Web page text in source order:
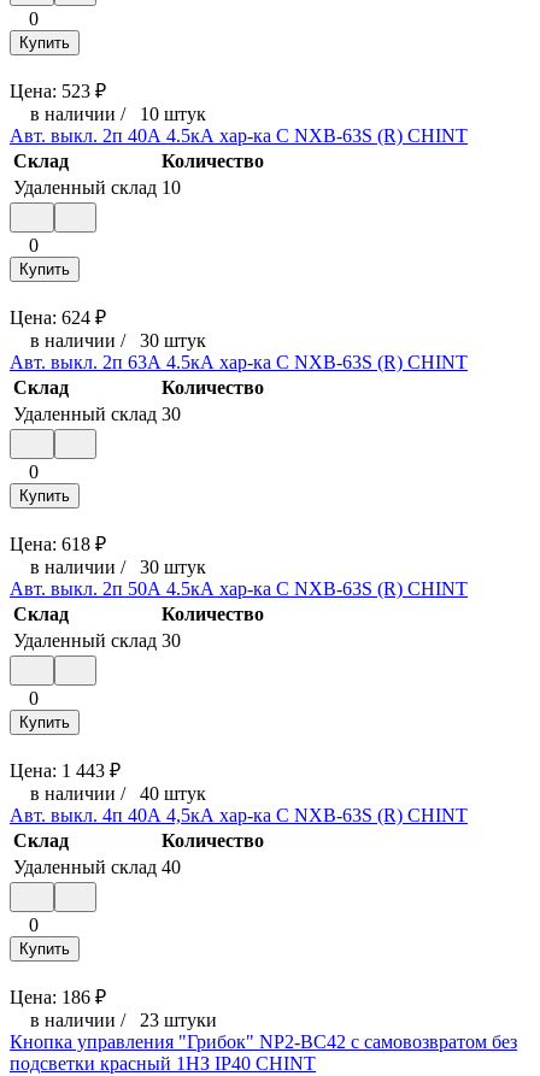
0
Купить
Цена: 523 ₽
в наличии / 10 штук
Авт. выкл. 2п 40А 4.5кА хар-ка C NXB-63S (R) CHINT
Склад
Количество
Удаленный склад 10
0
Купить
Цена: 624 ₽
в наличии / 30 штук
Авт. выкл. 2п 63А 4.5кА хар-ка C NXB-63S (R) CHINT
Склад
Количество
Удаленный склад 30
0
Купить
Цена: 618 ₽
в наличии / 30 штук
Авт. выкл. 2п 50А 4.5кА хар-ка C NXB-63S (R) CHINT
Склад
Количество
Удаленный склад 30
0
Купить
Цена: 1 443 ₽
в наличии / 40 штук
Авт. выкл. 4п 40А 4,5кА хар-ка C NXB-63S (R) CHINT
Склад
Количество
Удаленный склад 40
0
Купить
Цена: 186 ₽
в наличии / 23 штуки
Кнопка управления "Грибок" NP2-BC42 с самовозвратом без
подсветки красный 1НЗ IP40 CHINT